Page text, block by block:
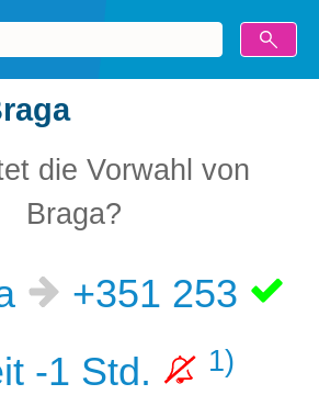
die Vorwahl von
Braga?
+351 253
-1 Std.
1)